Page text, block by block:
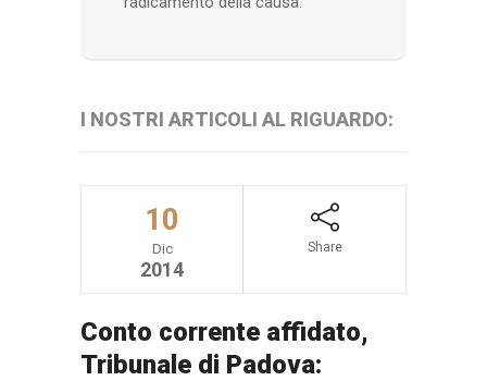
I NOSTRI ARTICOLI AL RIGUARDO:
10
Dic
2014
Share
Conto corrente affidato,
Tribunale di Padova: